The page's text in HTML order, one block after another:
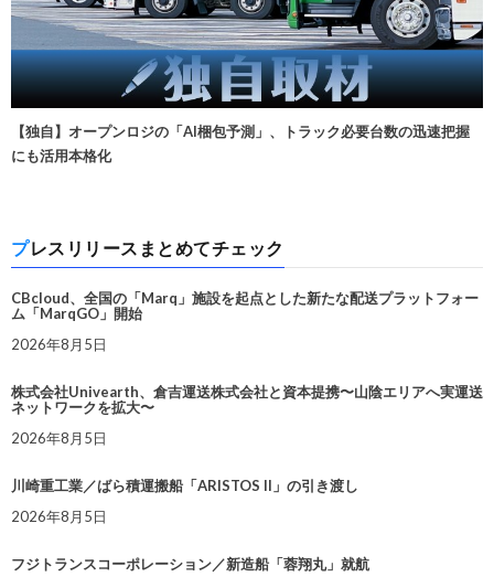
【独自】オープンロジの「AI梱包予測」、トラック必要台数の迅速把握
にも活用本格化
プレスリリースまとめてチェック
CBcloud、全国の「Marq」施設を起点とした新たな配送プラットフォー
ム「MarqGO」開始
2026年8月5日
株式会社Univearth、倉吉運送株式会社と資本提携〜山陰エリアへ実運送
ネットワークを拡大〜
2026年8月5日
川崎重工業／ばら積運搬船「ARISTOS II」の引き渡し
2026年8月5日
フジトランスコーポレーション／新造船「蓉翔丸」就航